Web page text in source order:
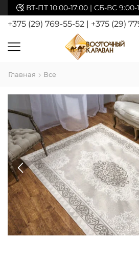
ВТ-ПТ 10:00-17:00 | СБ-ВС
+375 (29) 769-55-52 | +375 (29)
Главная Все